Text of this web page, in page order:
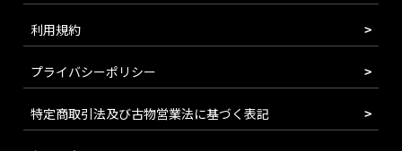
利用規約
プライバシーポリシー
特定商取引法及び古物営業法に基づく表記